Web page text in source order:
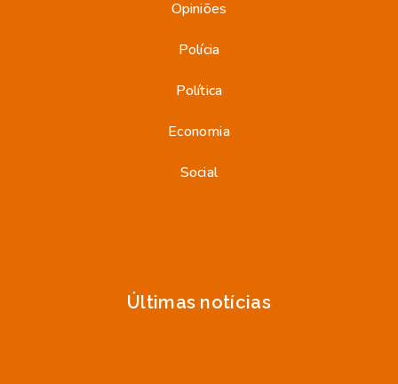
Opiniões
Polícia
Política
Economia
Social
Últimas notícias